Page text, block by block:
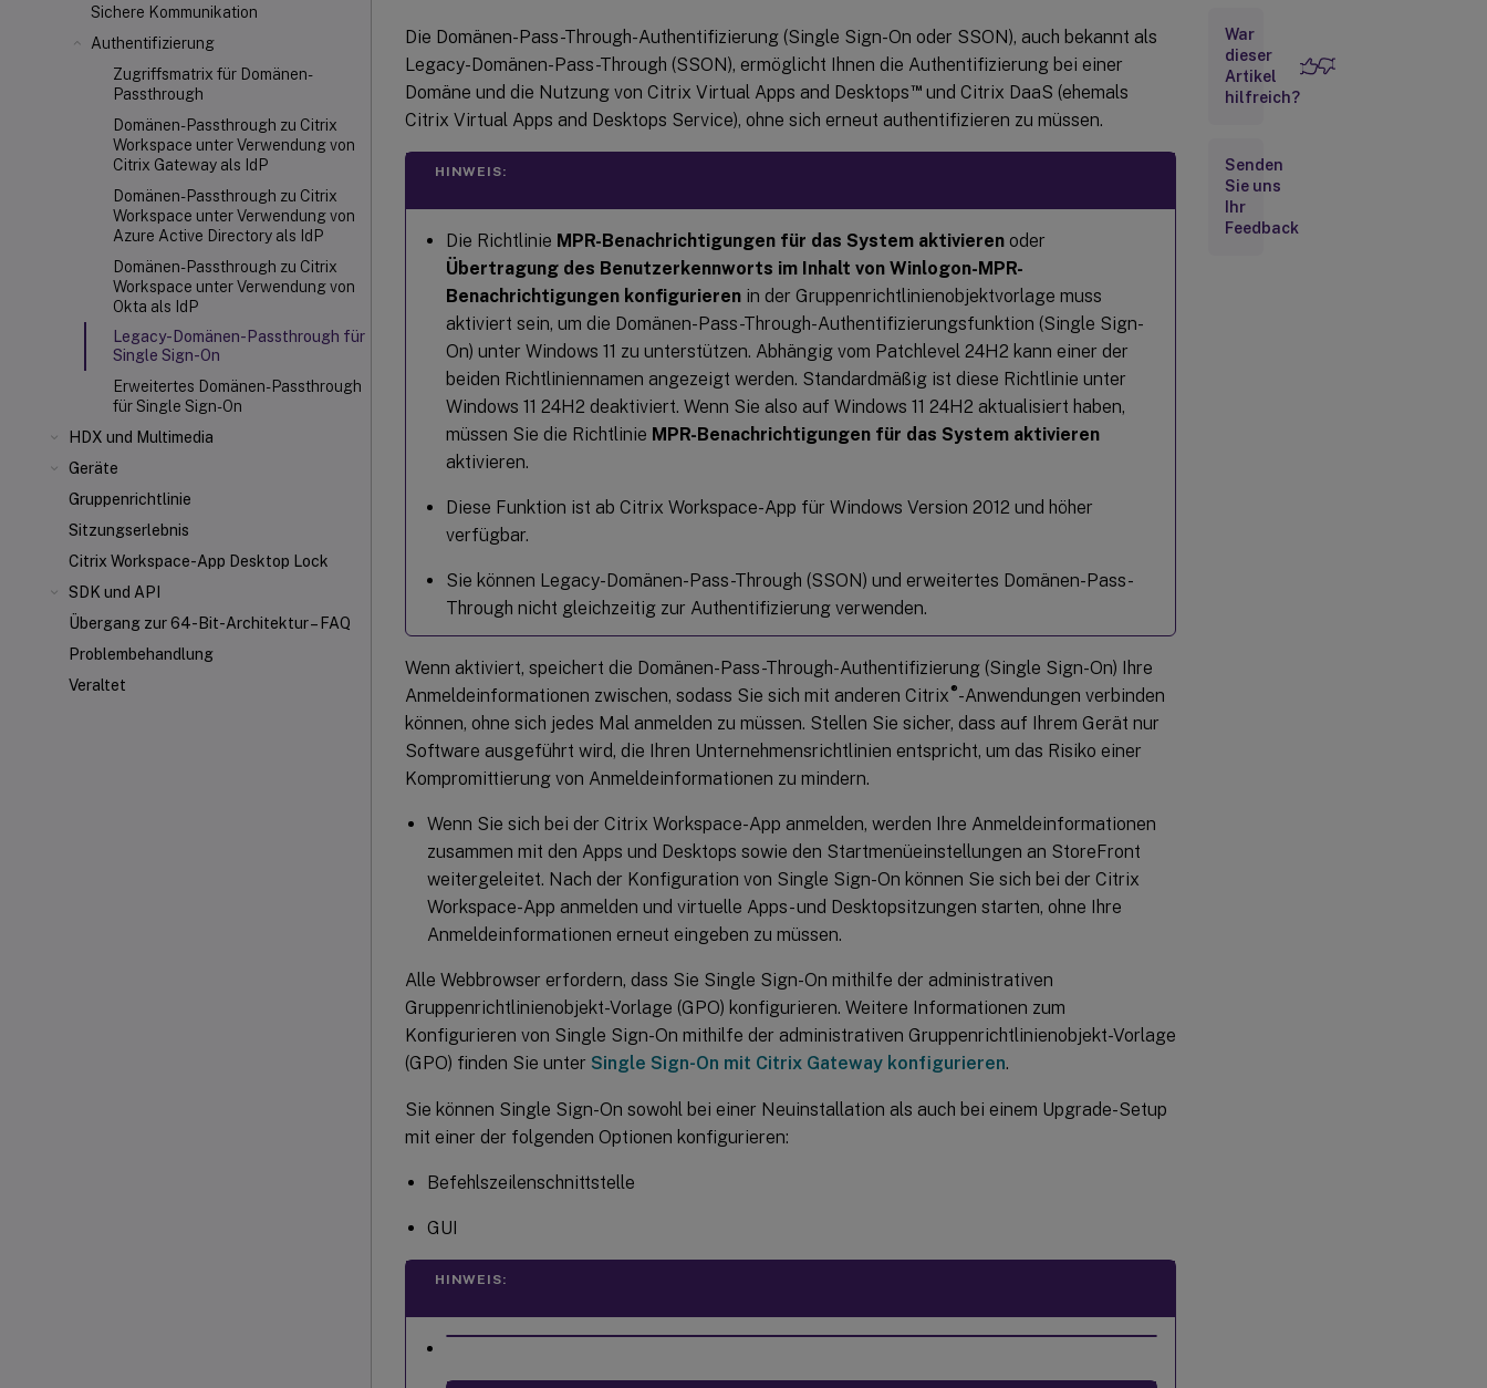
Sichere Kommunikation
Authentifizierung
Zugriffsmatrix für Domänen-
Passthrough
Domänen-Passthrough zu Citrix
Workspace unter Verwendung von
Citrix Gateway als IdP
Domänen-Passthrough zu Citrix
Workspace unter Verwendung von
Azure Active Directory als IdP
Domänen-Passthrough zu Citrix
Workspace unter Verwendung von
Okta als IdP
Legacy-Domänen-Passthrough für
Single Sign-On
Erweitertes Domänen-Passthrough
für Single Sign-On
HDX und Multimedia
Geräte
Gruppenrichtlinie
Sitzungserlebnis
Citrix Workspace-App Desktop Lock
SDK und API
Übergang zur 64-Bit-Architektur – FAQ
Problembehandlung
Veraltet
Die Domänen-Pass-Through-Authentifizierung (Single Sign-On oder SSON), auch bekannt als
Legacy-Domänen-Pass-Through (SSON), ermöglicht Ihnen die Authentifizierung bei einer
Domäne und die Nutzung von Citrix Virtual Apps and Desktops™und Citrix DaaS (ehemals
Citrix Virtual Apps and Desktops Service), ohne sich erneut authentifizieren zu müssen.
HINWEIS:
Die Richtlinie MPR-Benachrichtigungen für das System aktivieren oder
Übertragung des Benutzerkennworts im Inhalt von Winlogon-MPR-
Benachrichtigungen konfigurieren in der Gruppenrichtlinienobjektvorlage muss
aktiviert sein, um die Domänen-Pass-Through-Authentifizierungsfunktion (Single Sign-
On) unter Windows 11 zu unterstützen. Abhängig vom Patchlevel 24H2 kann einer der
beiden Richtliniennamen angezeigt werden. Standardmäßig ist diese Richtlinie unter
Windows 11 24H2 deaktiviert. Wenn Sie also auf Windows 11 24H2 aktualisiert haben,
müssen Sie die Richtlinie MPR-Benachrichtigungen für das System aktivieren
aktivieren.
Diese Funktion ist ab Citrix Workspace-App für Windows Version 2012 und höher
verfügbar.
Sie können Legacy-Domänen-Pass-Through (SSON) und erweitertes Domänen-Pass-
Through nicht gleichzeitig zur Authentifizierung verwenden.
Wenn aktiviert, speichert die Domänen-Pass-Through-Authentifizierung (Single Sign-On) Ihre
Anmeldeinformationen zwischen, sodass Sie sich mit anderen Citrix®-Anwendungen verbinden
können, ohne sich jedes Mal anmelden zu müssen. Stellen Sie sicher, dass auf Ihrem Gerät nur
Software ausgeführt wird, die Ihren Unternehmensrichtlinien entspricht, um das Risiko einer
Kompromittierung von Anmeldeinformationen zu mindern.
Wenn Sie sich bei der Citrix Workspace-App anmelden, werden Ihre Anmeldeinformationen
zusammen mit den Apps und Desktops sowie den Startmenüeinstellungen an StoreFront
weitergeleitet. Nach der Konfiguration von Single Sign-On können Sie sich bei der Citrix
Workspace-App anmelden und virtuelle Apps- und Desktopsitzungen starten, ohne Ihre
Anmeldeinformationen erneut eingeben zu müssen.
Alle Webbrowser erfordern, dass Sie Single Sign-On mithilfe der administrativen
Gruppenrichtlinienobjekt-Vorlage (GPO) konfigurieren. Weitere Informationen zum
Konfigurieren von Single Sign-On mithilfe der administrativen Gruppenrichtlinienobjekt-Vorlage
(GPO) finden Sie unter Single Sign-On mit Citrix Gateway konfigurieren.
Sie können Single Sign-On sowohl bei einer Neuinstallation als auch bei einem Upgrade-Setup
mit einer der folgenden Optionen konfigurieren:
Befehlszeilenschnittstelle
GUI
HINWEIS:
War
dieser
Artikel
hilfreich?
Senden
Sie uns
Ihr
Feedback